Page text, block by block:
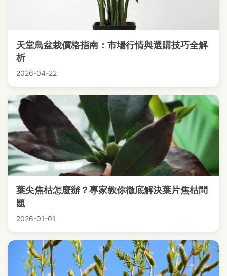
天堂鳥盆栽價格指南：市場行情與選購技巧全解
析
2026-04-22
葉尖焦枯怎麼辦？專家教你徹底解決葉片焦枯問
題
2026-01-01